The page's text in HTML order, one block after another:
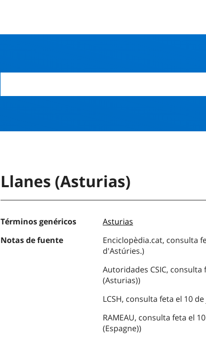
Llanes (Asturias)
Términos genéricos
Asturias
Notas de fuente
Enciclopèdia.cat, consulta
d'Astúries.)
Autoridades CSIC, consulta
(Asturias))
LCSH, consulta feta el 10
RAMEAU, consulta feta el
(Espagne))